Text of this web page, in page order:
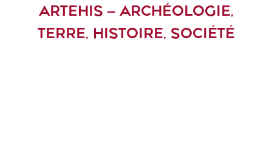
ARTEHIS – ARCHÉOLOGIE,
TERRE, HISTOIRE, SOCIÉTÉ